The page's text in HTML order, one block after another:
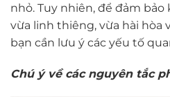
nhỏ. Tuy nhiên, để đảm
vừa linh thiêng, vừa hài hòa
bạn cần lưu ý các yếu tố
Chú ý về các nguyên tắc